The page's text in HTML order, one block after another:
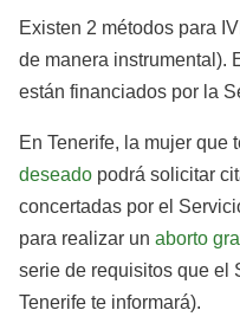
Existen 2 métodos para
de manera instrumental).
están financiados por la
En Tenerife, la mujer que
deseado podrá solicitar
concertadas por el
para realizar un aborto
serie de requisitos que el
Tenerife te informará).